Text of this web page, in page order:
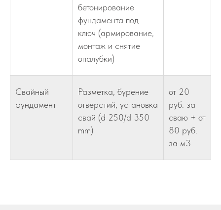
бетонирование
фундамента под
ключ (армирование,
монтаж и снятие
опалубки)
Свайный
фундамент
Разметка, бурение
отверстий, установка
свай (d 250/d 350
mm)
от 20
руб. за
сваю + от
80 руб.
за м3